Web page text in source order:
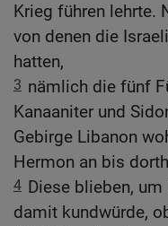
Krieg führen lehrte.
von denen die
hatten,
3 nämlich die fünf
Kanaaniter und
Gebirge Libanon
Hermon an bis
4 Diese blieben,
damit kundwürde,